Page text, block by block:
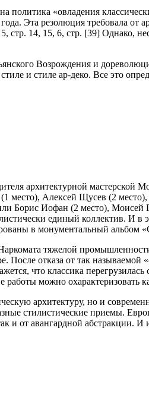
политика «овладения
Эта резолюция требовала
14, 15, 6, стр. [39] Однако,
Возрождения и
и стиле ар-деко. Все это
архитектурной мастерской
место), Алексей Щусев (2
Борис Иофан (2 место), Моисей
единый коллектив. И
в монументальный
тяжелой
После отказа от так
что классика
можно охарактеризовать
архитектуру, но и
стилистические приемы.
и от авангардной абстракции.